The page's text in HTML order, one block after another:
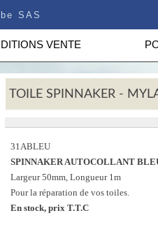
SAS
VENTE
TOILE SPINNAKER -
31ABLEU
SPINNAKER AUTOCOLLANT
Largeur 50mm, Longueur 1m
Pour la réparation de vos toiles.
En stock, prix T.T.C